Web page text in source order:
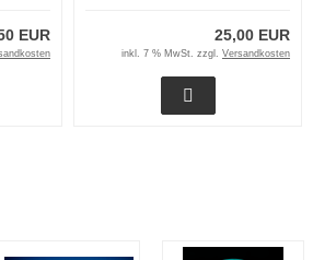
EUR 25,00 EUR
inkl. 7 % MwSt. zzgl. Versandkosten